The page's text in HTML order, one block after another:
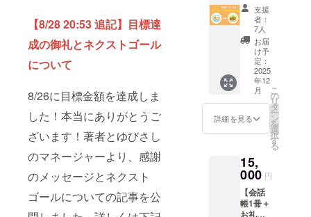
【8/28 20:53 追記】目標達
成の御礼とネクストゴール
について
8/26に目標金額を達成しま
した！本当にありがとうご
ざいます！著者とゆびさし
のマネージャーより、感謝
のメッセージとネクスト
ゴールについての記事を公
が出づ
らい」
という
声を受
け、国
際協力
や多文
化共生
などに
関心が
あり、
学生の
皆さん
をイ
メージ
してつ
レトル
ト版・
東ティ
モール
料理1
種】 お
礼のメ
ニュー
に加え
て、会
話帳1冊
と東
ティ
の伝統
料理の
レシピ
をもと
に開発
支援
者：
7人
お届
け予
定：
2025
年12
月
詳細を見る
こ
の
リ
タ
ー
ン
を
選
択
す
る
15,
000 円
【会話
帳1冊＋
お礼＋